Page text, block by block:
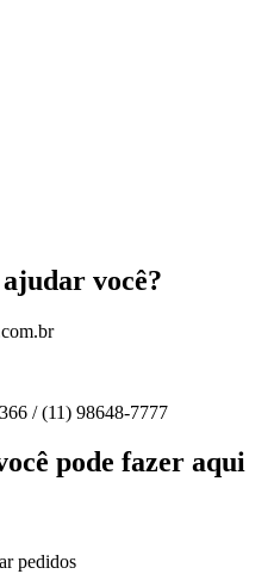
você?
/ (11) 98648-7777
pode fazer aqui
pedidos